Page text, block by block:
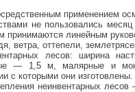
применением
не пользовались
принимаются линейным
ветра, оттепели,
лесов: ширина
— 1,5 м, малярные и
с которыми они изготовлены.
неинвентарных лесов